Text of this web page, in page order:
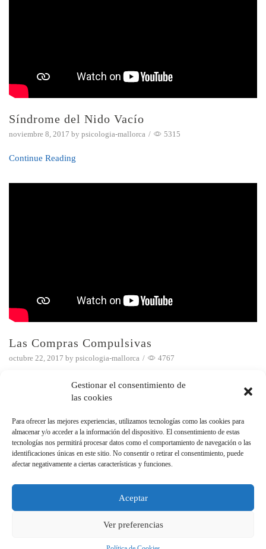
Gestionar el consentimiento de
las cookies
Para ofrecer las mejores experiencias, utilizamos tecnologías como las cookies para
almacenar y/o acceder a la información del dispositivo. El consentimiento de estas
tecnologías nos permitirá procesar datos como el comportamiento de navegación o las
identificaciones únicas en este sitio. No consentir o retirar el consentimiento, puede
afectar negativamente a ciertas características y funciones.
Aceptar
Ver preferencias
Síndrome del Nido Vacío
noviembre 8, 2017 by psicologia-mallorca / 5315
Continue Reading
Las Compras Compulsivas
octubre 22, 2017 by psicologia-mallorca / 4767
Continue Reading
CATEGORÍAS
Programas de Radio